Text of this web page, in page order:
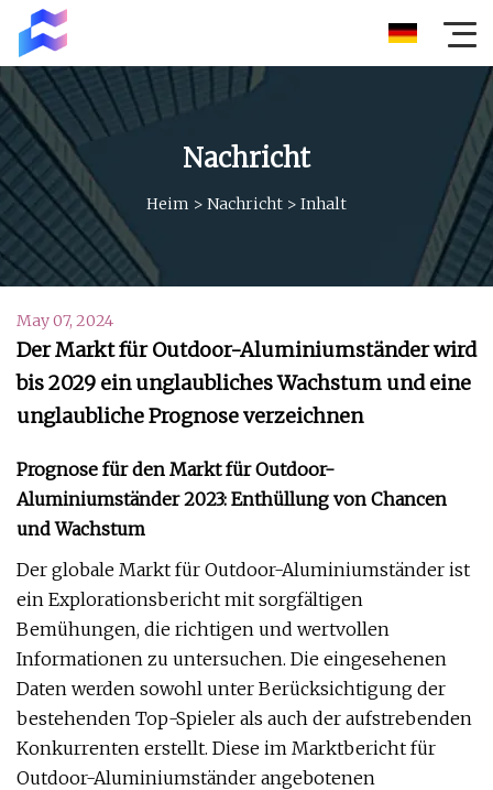
Nachricht
Heim > Nachricht > Inhalt
May 07, 2024
Der Markt für Outdoor-Aluminiumständer wird
bis 2029 ein unglaubliches Wachstum und eine
unglaubliche Prognose verzeichnen
Prognose für den Markt für Outdoor-
Aluminiumständer 2023: Enthüllung von Chancen
und Wachstum
Der globale Markt für Outdoor-Aluminiumständer ist
ein Explorationsbericht mit sorgfältigen
Bemühungen, die richtigen und wertvollen
Informationen zu untersuchen. Die eingesehenen
Daten werden sowohl unter Berücksichtigung der
bestehenden Top-Spieler als auch der aufstrebenden
Konkurrenten erstellt. Diese im Marktbericht für
Outdoor-Aluminiumständer angebotenen